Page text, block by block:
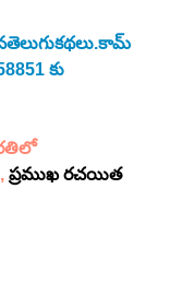
కు
ప్రముఖ రచయిత